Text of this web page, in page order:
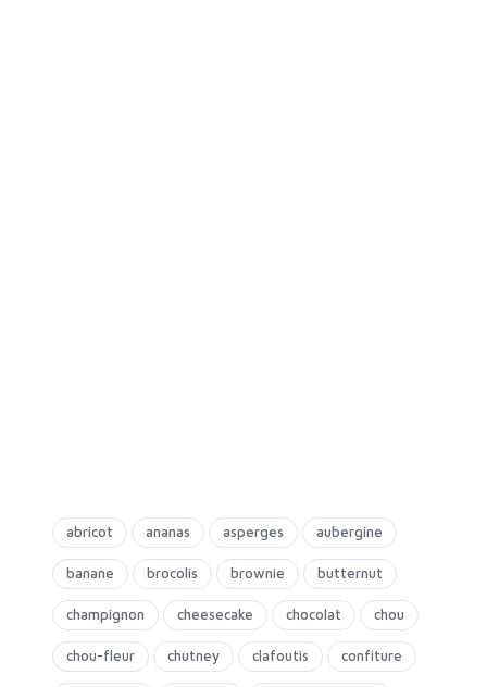
abricot ananas asperges aubergine
banane brocolis brownie butternut
champignon cheesecake chocolat chou
chou-fleur chutney clafoutis confiture